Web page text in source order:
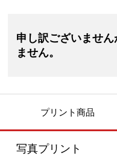
申し訳ございませ
ません。
プリント商品
写真プリント